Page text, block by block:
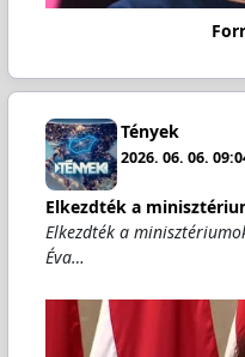
Tények
2026. 06. 06.
Elkezdték a
Elkezdték a
Éva…